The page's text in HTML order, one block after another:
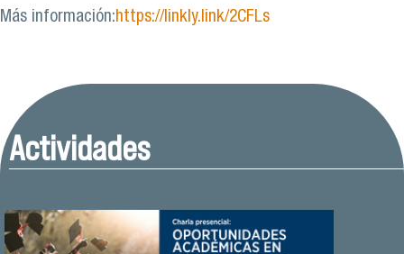
Más información:https://linkly.link/2CFLs
Actividades